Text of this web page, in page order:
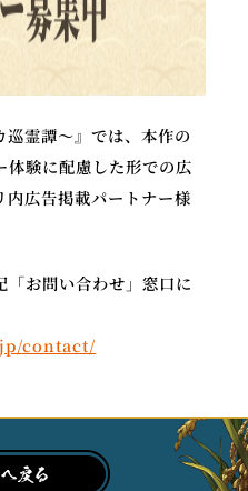
巡霊譚～』では、本作の
体験に配慮した形での広
広告掲載パートナー様
お問い合わせ」窓口に
contact/